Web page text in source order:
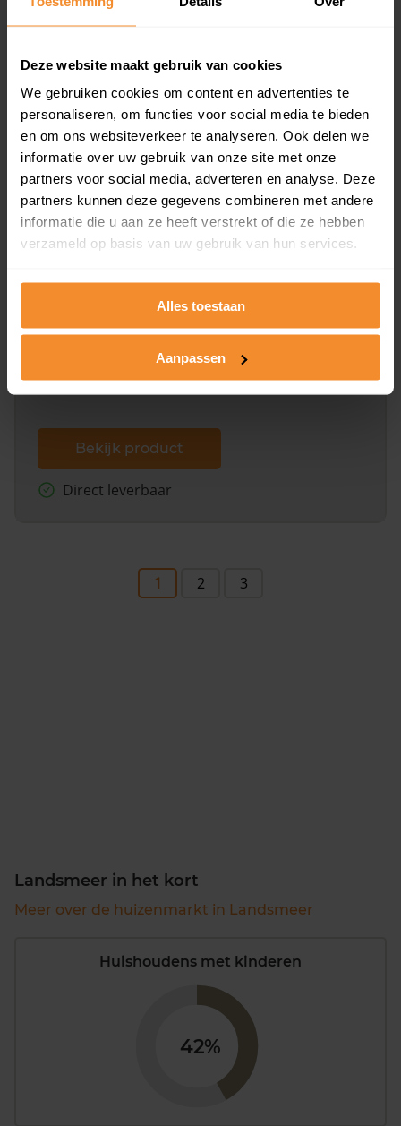
Deze website maakt gebruik van cookies
We gebruiken cookies om content en advertenties te
personaliseren, om functies voor social media te bieden
en om ons websiteverkeer te analyseren. Ook delen we
informatie over uw gebruik van onze site met onze
partners voor social media, adverteren en analyse. Deze
partners kunnen deze gegevens combineren met andere
informatie die u aan ze heeft verstrekt of die ze hebben
verzameld op basis van uw gebruik van hun services.
Alles toestaan
Aanpassen
Bekijk product
Direct leverbaar
Een uitgebreid overzicht van het perceel en
dit inclusief de luchtfoto!
Bekijk product
Direct leverbaar
1 2 3
Landsmeer in het kort
Meer over de huizenmarkt in Landsmeer
Huishoudens met kinderen
42%